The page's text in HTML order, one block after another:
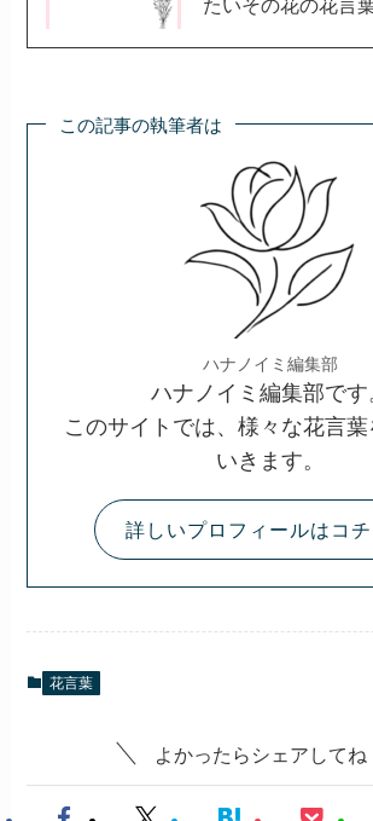
この記事の執筆者は
ハナノイミ編集部
ハナノイミ編集部です
このサイトでは、様々な花言
いきます。
詳しいプロフィールはコ
花言葉
よかったらシェアしてね